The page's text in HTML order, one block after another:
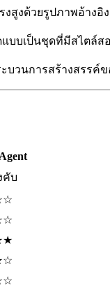
สูงด้วยรูปภาพอ้างอิ
บบเป็นชุดที่มีสไตล์
บวนการสร้างสรรค์
คับ